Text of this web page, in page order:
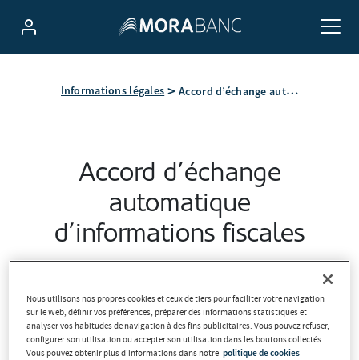
Informations légales Accord d’échange automatique d’informations fiscales
Accord d’échange
automatique
d’informations fiscales
L’Andorre et l'Union européenne signent l'accord d'échange
automatique d'informations fiscales
Questions et réponses
Nous utilisons nos propres cookies et ceux de tiers pour faciliter votre navigation
sur le Web, définir vos préférences, préparer des informations statistiques et
analyser vos habitudes de navigation à des fins publicitaires. Vous pouvez refuser,
configurer son utilisation ou accepter son utilisation dans les boutons collectés.
Vous pouvez obtenir plus d'informations dans notre politique de cookies